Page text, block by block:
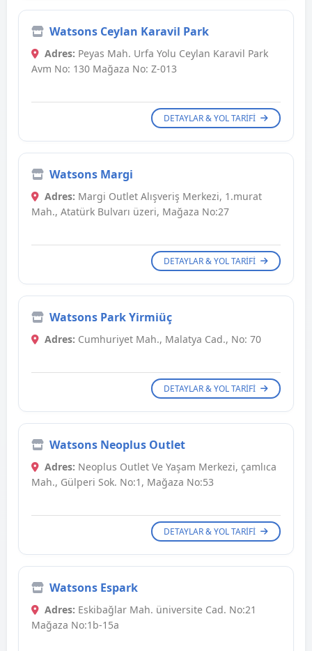
Watsons Ceylan Karavil Park
Adres: Peyas Mah. Urfa Yolu Ceylan Karavil Park
Avm No: 130 Mağaza No: Z-013
DETAYLAR & YOL TARIFI
Watsons Margi
Adres: Margi Outlet Alışveriş Merkezi, 1.murat
Mah., Atatürk Bulvarı üzeri, Mağaza No:27
DETAYLAR & YOL TARIFI
Watsons Park Yirmiüç
Adres: Cumhuriyet Mah., Malatya Cad., No: 70
DETAYLAR & YOL TARIFI
Watsons Neoplus Outlet
Adres: Neoplus Outlet Ve Yaşam Merkezi, çamlıca
Mah., Gülperi Sok. No:1, Mağaza No:53
DETAYLAR & YOL TARIFI
Watsons Espark
Adres: Eskibağlar Mah. üniversite Cad. No:21
Mağaza No:1b-15a